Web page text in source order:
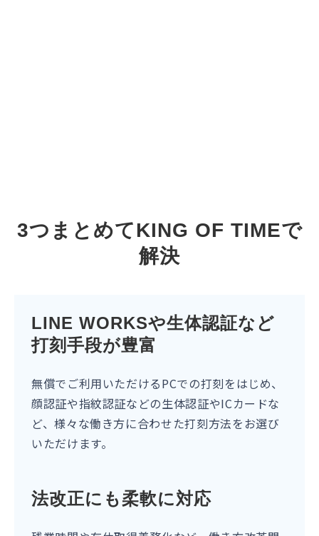
3つまとめてKING OF TIMEで
解決
LINE WORKSや生体認証など
打刻手段が豊富
無償でご利用いただけるPCでの打刻をはじめ、
顔認証や指紋認証などの生体認証やICカードな
ど、様々な働き方に合わせた打刻方法をお選び
いただけます。
法改正にも柔軟に対応